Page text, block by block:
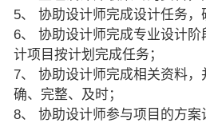
5、 协助设计师完成设计任务，
6、 协助设计师完成专业设计
计项目按计划完成任务；
7、 协助设计师完成相关资料
确、完整、及时；
8、 协助设计师参与项目的方案